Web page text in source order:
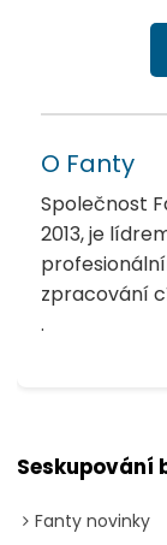
O Fanty
Společnost
2013, je
zpracování
.
Seskupování
Fanty novinky